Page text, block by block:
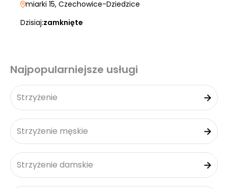
miarki 15, Czechowice-Dziedzice
Dzisiaj:zamknięte
Najpopularniejsze usługi
Strzyżenie
Strzyżenie męskie
Strzyżenie damskie